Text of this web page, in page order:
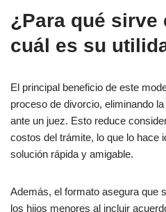
¿Para qué sirve
cuál es su
El principal beneficio de este
proceso de divorcio, eliminando
ante un juez. Esto reduce
costos del trámite, lo que lo hace
solución rápida y amigable.
Además, el formato asegura que
los hijos menores al incluir